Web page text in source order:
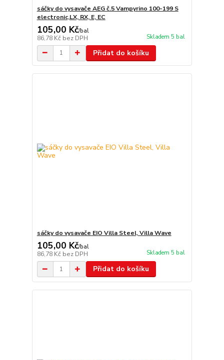
sáčky do vysavače AEG č.5 Vampyrino 100-199 S
electronic,LX, RX, E, EC
105,00 Kč/bal
86,78 Kč bez DPH Skladem 5 bal
Přidat do košíku
sáčky do vysavače EIO Villa Steel, Villa Wave
105,00 Kč/bal
86,78 Kč bez DPH Skladem 5 bal
Přidat do košíku